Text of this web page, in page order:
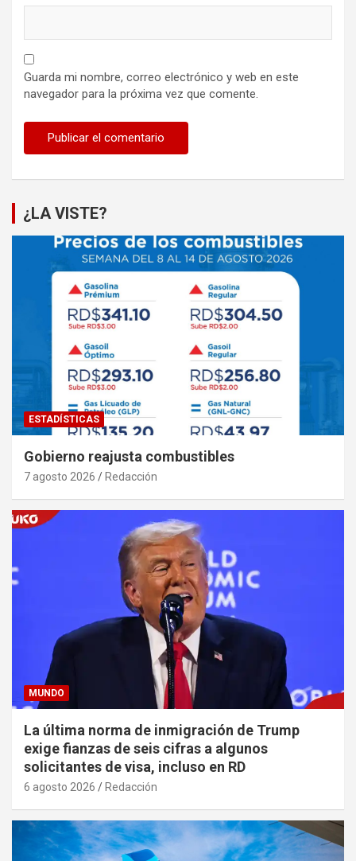
Guarda mi nombre, correo electrónico y web en este
navegador para la próxima vez que comente.
¿LA VISTE?
ESTADÍSTICAS
Gobierno reajusta combustibles
7 agosto 2026 Redacción
MUNDO
La última norma de inmigración de Trump
exige fianzas de seis cifras a algunos
solicitantes de visa, incluso en RD
6 agosto 2026 Redacción